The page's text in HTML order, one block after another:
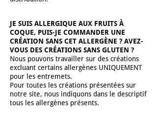
JE SUIS ALLERGIQUE AUX FRUITS À
COQUE, PUIS-JE COMMANDER UNE
CRÉATION SANS CET ALLERGÈNE ? AVEZ-
VOUS DES CRÉATIONS SANS GLUTEN ?
Nous pouvons travailler sur des créations
excluant certains allergènes UNIQUEMENT
pour les entremets.
Pour toutes les créations présentées sur
notre site, nous indiquons dans le descriptif
tous les allergènes présents.